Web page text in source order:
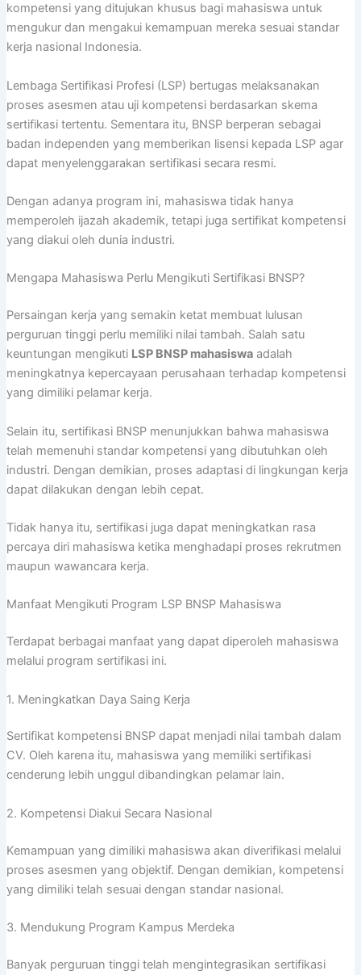
kompetensi yang ditujukan khusus bagi mahasiswa untuk
mengukur dan mengakui kemampuan mereka sesuai standar
kerja nasional Indonesia.
Lembaga Sertifikasi Profesi (LSP) bertugas melaksanakan
proses asesmen atau uji kompetensi berdasarkan skema
sertifikasi tertentu. Sementara itu, BNSP berperan sebagai
badan independen yang memberikan lisensi kepada LSP agar
dapat menyelenggarakan sertifikasi secara resmi.
Dengan adanya program ini, mahasiswa tidak hanya
memperoleh ijazah akademik, tetapi juga sertifikat kompetensi
yang diakui oleh dunia industri.
Mengapa Mahasiswa Perlu Mengikuti Sertifikasi BNSP?
Persaingan kerja yang semakin ketat membuat lulusan
perguruan tinggi perlu memiliki nilai tambah. Salah satu
keuntungan mengikuti LSP BNSP mahasiswaadalah
meningkatnya kepercayaan perusahaan terhadap kompetensi
yang dimiliki pelamar kerja.
Selain itu, sertifikasi BNSP menunjukkan bahwa mahasiswa
telah memenuhi standar kompetensi yang dibutuhkan oleh
industri. Dengan demikian, proses adaptasi di lingkungan kerja
dapat dilakukan dengan lebih cepat.
Tidak hanya itu, sertifikasi juga dapat meningkatkan rasa
percaya diri mahasiswa ketika menghadapi proses rekrutmen
maupun wawancara kerja.
Manfaat Mengikuti Program LSP BNSP Mahasiswa
Terdapat berbagai manfaat yang dapat diperoleh mahasiswa
melalui program sertifikasi ini.
1. Meningkatkan Daya Saing Kerja
Sertifikat kompetensi BNSP dapat menjadi nilai tambah dalam
CV. Oleh karena itu, mahasiswa yang memiliki sertifikasi
cenderung lebih unggul dibandingkan pelamar lain.
2. Kompetensi Diakui Secara Nasional
Kemampuan yang dimiliki mahasiswa akan diverifikasi melalui
proses asesmen yang objektif. Dengan demikian, kompetensi
yang dimiliki telah sesuai dengan standar nasional.
3. Mendukung Program Kampus Merdeka
Banyak perguruan tinggi telah mengintegrasikan sertifikasi